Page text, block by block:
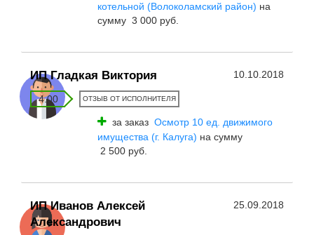
котельной (Волоколамский район) на
сумму 3 000 руб.
ИП Гладкая Виктория 10.10.2018
4.00 ОТЗЫВ ОТ ИСПОЛНИТЕЛЯ
за заказ Осмотр 10 ед. движимого
имущества (г. Калуга) на сумму
2 500 руб.
ИП Иванов Алексей
Александрович
25.09.2018